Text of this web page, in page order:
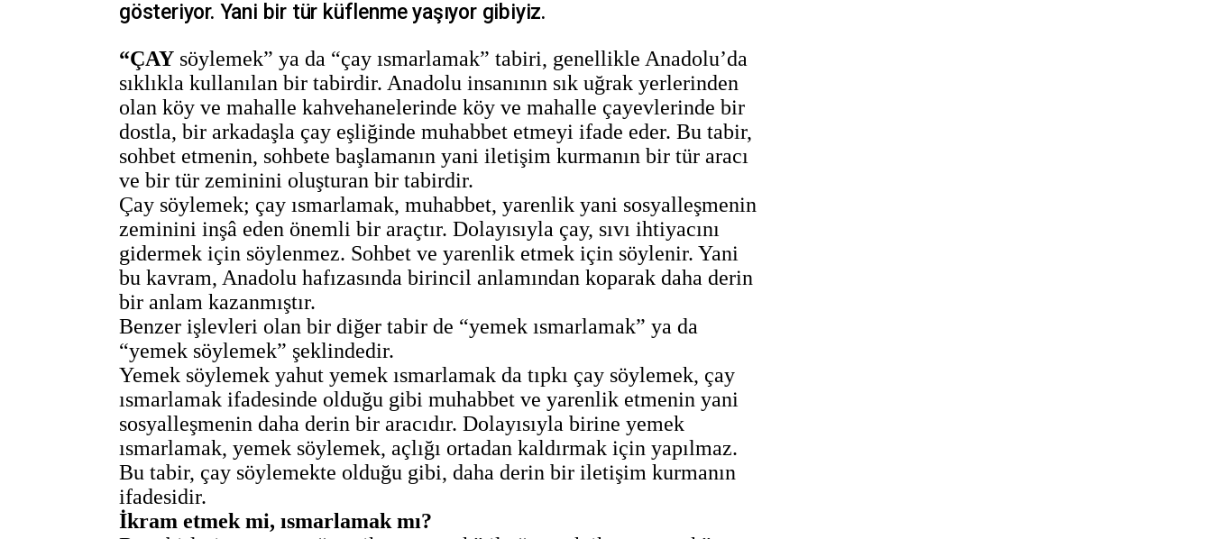
gösteriyor. Yani bir tür küflenme yaşıyor gibiyiz.
“ÇAY söylemek” ya da “çay ısmarlamak” tabiri, genellikle Anadolu’da
sıklıkla kullanılan bir tabirdir. Anadolu insanının sık uğrak yerlerinden
olan köy ve mahalle kahvehanelerinde köy ve mahalle çayevlerinde bir
dostla, bir arkadaşla çay eşliğinde muhabbet etmeyi ifade eder. Bu tabir,
sohbet etmenin, sohbete başlamanın yani iletişim kurmanın bir tür aracı
ve bir tür zeminini oluşturan bir tabirdir.
Çay söylemek; çay ısmarlamak, muhabbet, yarenlik yani sosyalleşmenin
zeminini inşâ eden önemli bir araçtır. Dolayısıyla çay, sıvı ihtiyacını
gidermek için söylenmez. Sohbet ve yarenlik etmek için söylenir. Yani
bu kavram, Anadolu hafızasında birincil anlamından koparak daha derin
bir anlam kazanmıştır.
Benzer işlevleri olan bir diğer tabir de “yemek ısmarlamak” ya da
“yemek söylemek” şeklindedir.
Yemek söylemek yahut yemek ısmarlamak da tıpkı çay söylemek, çay
ısmarlamak ifadesinde olduğu gibi muhabbet ve yarenlik etmenin yani
sosyalleşmenin daha derin bir aracıdır. Dolayısıyla birine yemek
ısmarlamak, yemek söylemek, açlığı ortadan kaldırmak için yapılmaz.
Bu tabir, çay söylemekte olduğu gibi, daha derin bir iletişim kurmanın
ifadesidir.
İkram etmek mi, ısmarlamak mı?